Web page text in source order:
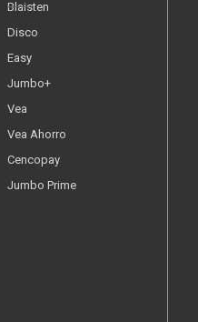
Blaisten
Disco
Easy
Jumbo+
Vea
Vea Ahorro
Cencopay
Jumbo Prime